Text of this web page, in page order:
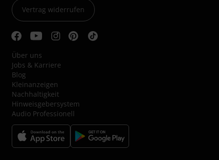
Vertrag widerrufen
Über uns
Jobs & Karriere
Blog
Kleinanzeigen
Nachhaltigkeit
Hinweisgebersystem
Audio Professionell